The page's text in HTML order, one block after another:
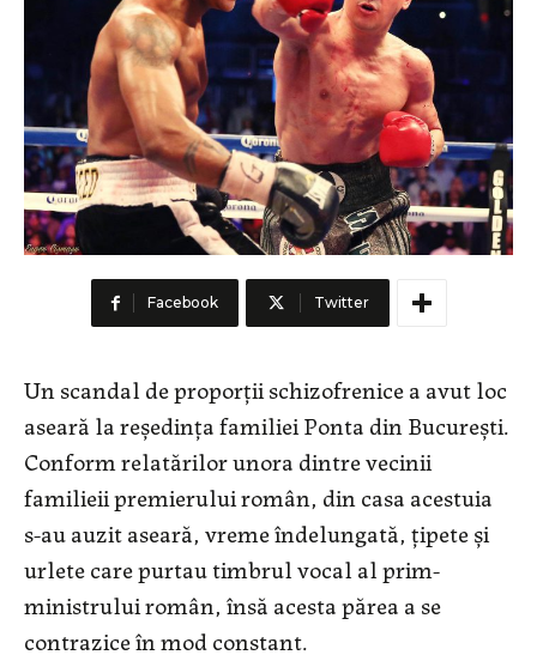
Facebook Twitter
Un scandal de proporții schizofrenice a avut loc
aseară la reședința familiei Ponta din București.
Conform relatărilor unora dintre vecinii
familieii premierului român, din casa acestuia
s-au auzit aseară, vreme îndelungată, țipete și
urlete care purtau timbrul vocal al prim-
ministrului român, însă acesta părea a se
contrazice în mod constant.